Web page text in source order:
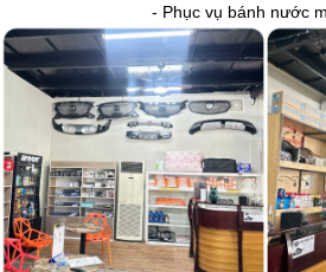
- Phục vụ bánh nước